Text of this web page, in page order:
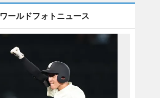
ワールドフォトニュース